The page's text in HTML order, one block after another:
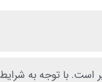
با توجه به